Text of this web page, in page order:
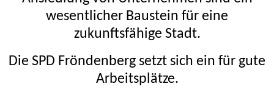
wesentlicher Baustein für eine
zukunftsfähige Stadt.
Die SPD Fröndenberg setzt sich ein für gute
Arbeitsplätze.